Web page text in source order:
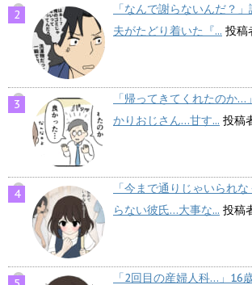
「なんで謝らないんだ？
夫がたどり着いた『... 投稿
「帰ってきてくれたのか
かりおじさん…甘す... 投稿
「今まで通りじゃいられ
らない彼氏…大事な... 投稿
「2回目の産婦人科…」16